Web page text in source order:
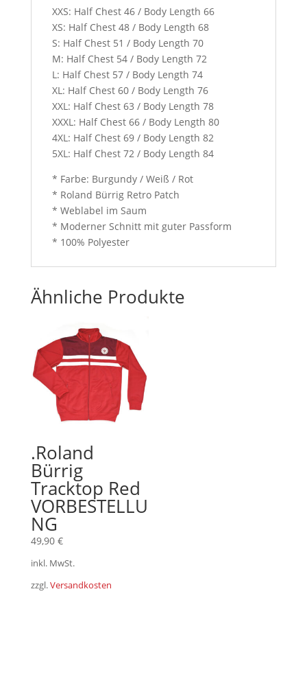
XXS: Half Chest 46 / Body Length 66
XS: Half Chest 48 / Body Length 68
S: Half Chest 51 / Body Length 70
M: Half Chest 54 / Body Length 72
L: Half Chest 57 / Body Length 74
XL: Half Chest 60 / Body Length 76
XXL: Half Chest 63 / Body Length 78
XXXL: Half Chest 66 / Body Length 80
4XL: Half Chest 69 / Body Length 82
5XL: Half Chest 72 / Body Length 84
* Farbe: Burgundy / Weiß / Rot
* Roland Bürrig Retro Patch
* Weblabel im Saum
* Moderner Schnitt mit guter Passform
* 100% Polyester
Ähnliche Produkte
.Roland
Bürrig
Tracktop Red
VORBESTELLU
NG
49,90 €
inkl. MwSt.
zzgl.Versandkosten